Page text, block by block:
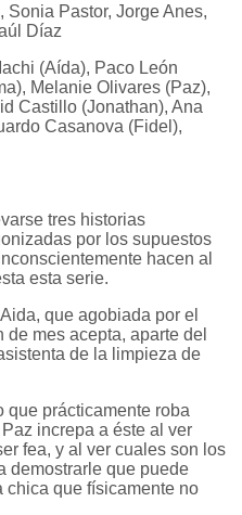
Sonia Pastor, Jorge Anes,
Díaz
(Aída), Paco León
Melanie Olivares (Paz),
Castillo (Jonathan), Ana
Casanova (Fidel),
tres historias
por los supuestos
hacen al
esta serie.
que agobiada por el
mes acepta, aparte del
de la limpieza de
que prácticamente roba
increpa a éste al ver
fea, y al ver cuales son los
demostrarle que puede
chica que físicamente no